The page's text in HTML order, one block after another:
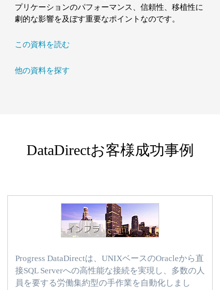
プリケーションのパフォーマンス、信頼性、移植性に
劇的な影響を及ぼす重要なポイントなのです。
この資料を読む
他の資料を探す
DataDirectお客様成功事例
Progress DataDirectは、UNIXベースのOracleから直
接SQL Serverへの高性能な接続を実現し、多数の人
員を要する労働集約型の手作業を自動化しまし